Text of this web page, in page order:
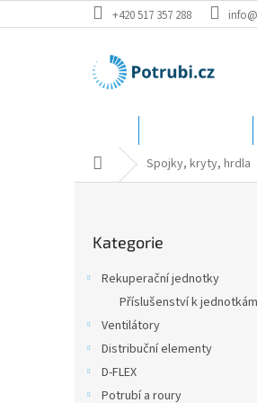
na
+420 517 357 288
Domů Spojky, kryty, hrdla
kategorie
Kategorie
Rekuperační jednotky
Příslušenství k jednotkám
Ventilátory
Distribuční elementy
D-FLEX
Potrubí a roury